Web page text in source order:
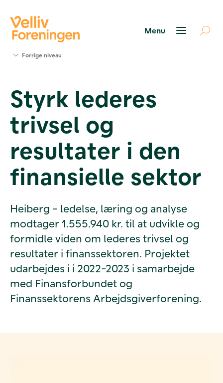
Værktøjer
og viden
Om Velliv
Foreningen
os
Forrige niveau
Styrk lederes
trivsel og
resultater i den
finansielle sektor
Heiberg - ledelse, læring og analyse
modtager 1.555.940 kr. til at udvikle og
formidle viden om lederes trivsel og
resultater i finanssektoren. Projektet
udarbejdes i i 2022-2023 i samarbejde
med Finansforbundet og
Finanssektorens Arbejdsgiverforening.